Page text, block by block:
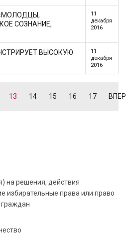
СОЗНАНИЕ,
11
декабря
2016
ВЫСОКУЮ
11
декабря
2016
13 14 15 16 17
на решения, действия
избирательные права или право